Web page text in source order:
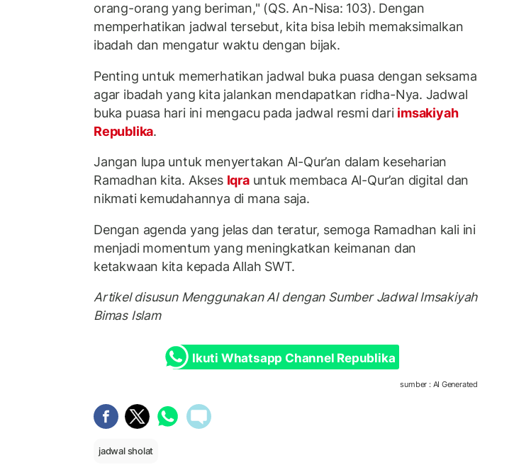
orang-orang yang beriman," (QS. An-Nisa: 103). Dengan
memperhatikan jadwal tersebut, kita bisa lebih memaksimalkan
ibadah dan mengatur waktu dengan bijak.
Penting untuk memerhatikan jadwal buka puasa dengan seksama
agar ibadah yang kita jalankan mendapatkan ridha-Nya. Jadwal
buka puasa hari ini mengacu pada jadwal resmi dari imsakiyah
Republika.
Jangan lupa untuk menyertakan Al-Qur’an dalam keseharian
Ramadhan kita. Akses Iqrauntuk membaca Al-Qur’an digital dan
nikmati kemudahannya di mana saja.
Dengan agenda yang jelas dan teratur, semoga Ramadhan kali ini
menjadi momentum yang meningkatkan keimanan dan
ketakwaan kita kepada Allah SWT.
Artikel disusun Menggunakan AI dengan Sumber Jadwal Imsakiyah
Bimas Islam
Ikuti Whatsapp Channel Republika
sumber : AI Generated
jadwal sholat